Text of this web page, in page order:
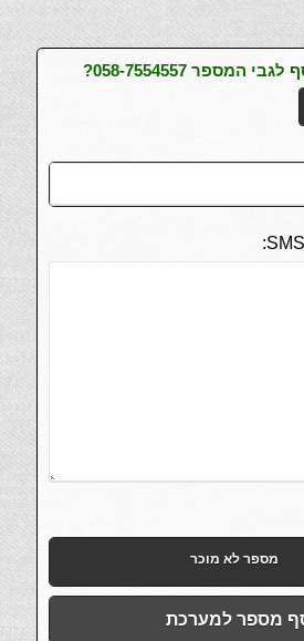
המספר 058-7554557?
מספר לא מוכר
מספר למערכת